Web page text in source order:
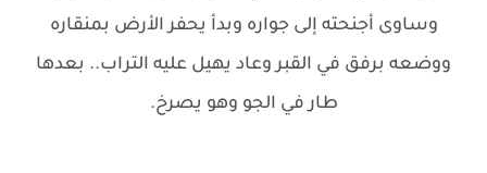
وساوى أجنحته إلى جواره وبدأ يحفر الأرض بمنقاره
ووضعه برفق في القبر وعاد يهيل عليه التراب.. بعدها
طار في الجو وهو يصرخ.